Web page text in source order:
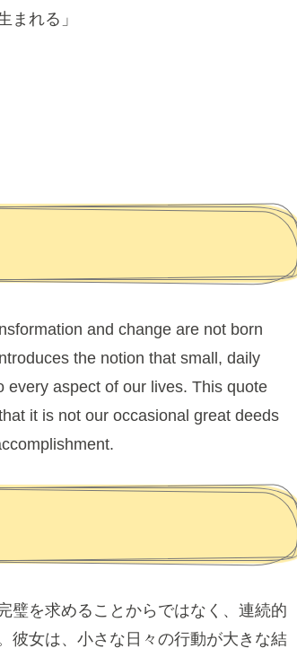
まれる」
and change are not born
the notion that small, daily
aspect of our lives. This quote
it is not our occasional great deeds
璧を求めることからではなく、連続的
彼女は、小さな日々の行動が大きな結